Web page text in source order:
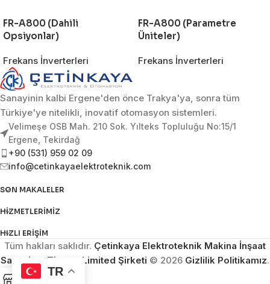
FR-A800 (Dahili
Opsiyonlar)
Frekans İnverterleri
FR-A800 (Parametre
Üniteler)
Frekans İnverterleri
Sanayinin kalbi Ergene'den önce Trakya'ya, sonra tüm
Türkiye'ye nitelikli, inovatif otomasyon sistemleri.
Velimeşe OSB Mah. 210 Sok. Yılteks Topluluğu No:15/1
Ergene, Tekirdağ
+90 (531) 959 02 09
info@cetinkayaelektroteknik.com
SON MAKALELER
HIZMETLERIMIZ
HIZLI ERIŞIM
Tüm hakları saklıdır. Çetinkaya Elektroteknik Makina İnşaat
Sanayi ve Ticaret Limited Şirketi © 2026 Gizlilik Politikamız.
TR